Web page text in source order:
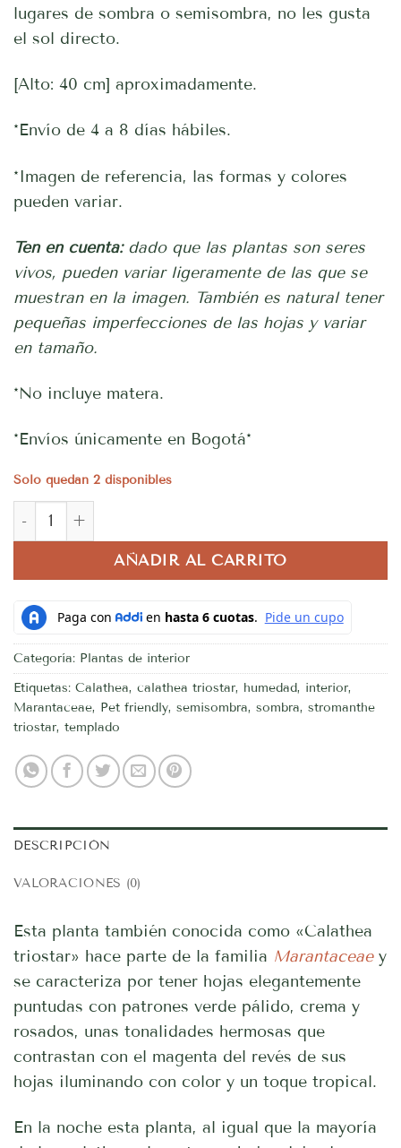
lugares de sombra o semisombra, no les gusta
el sol directo.
[Alto: 40 cm] aproximadamente.
*Envío de 4 a 8 días hábiles.
*Imagen de referencia, las formas y colores
pueden variar.
Ten en cuenta:dado que las plantas son seres
vivos, pueden variar ligeramente de las que se
muestran en la imagen. También es natural tener
pequeñas imperfecciones de las hojas y variar
en tamaño.
*No incluye matera.
*Envíos únicamente en Bogotá*
Solo quedan 2 disponibles
Stromanthe Triostar cantidad
AÑADIR AL CARRITO
Categoría: Plantas de interior
Etiquetas: Calathea, calathea triostar, humedad, interior,
Marantaceae, Pet friendly, semisombra, sombra, stromanthe
triostar, templado
DESCRIPCIÓN
VALORACIONES (0)
Esta planta también conocida como «Calathea
triostar» hace parte de la familia Marantaceae y
se caracteriza por tener hojas elegantemente
puntudas con patrones verde pálido, crema y
rosados, unas tonalidades hermosas que
contrastan con el magenta del revés de sus
hojas iluminando con color y un toque tropical.
En la noche esta planta, al igual que la mayoría